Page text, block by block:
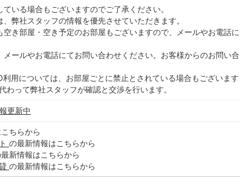
いる場合もございますのでご了承ください。
弊社スタッフの情報を優先させていただきます。
き部屋・空き予定のお部屋もございますので、メールやお電話に
ールやお電話にてお問い合わせください。お客様からのお問い合
用については、お部屋ごとに禁止とされている場合もございます
わって弊社スタッフが確認と交渉を行います。
更新中
ちらから
の最新情報はこちらから
新情報はこちらから
の最新情報はこちらから